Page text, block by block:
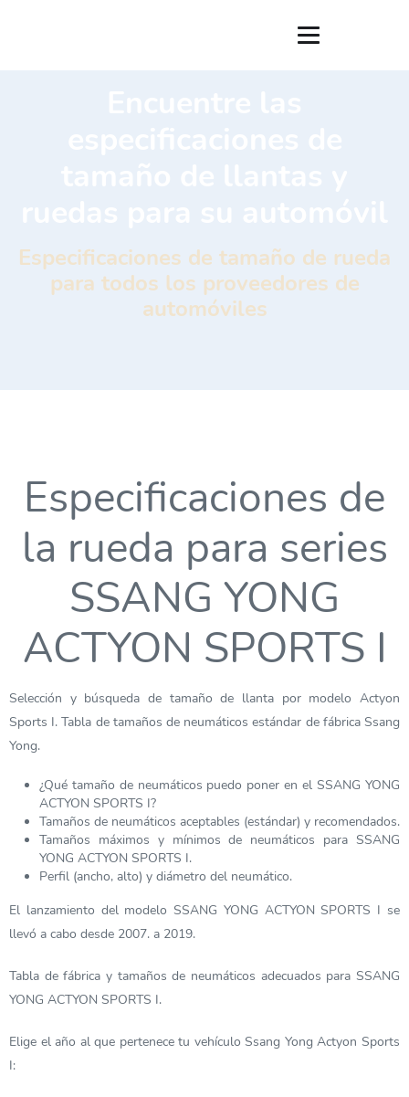
Especificaciones de tamaño de rueda
para todos los proveedores de
automóviles
Especificaciones de
la rueda para series
SSANG YONG
ACTYON SPORTS I
Selección y búsqueda de tamaño de llanta por modelo Actyon
Sports I. Tabla de tamaños de neumáticos estándar de fábrica Ssang
Yong.
¿Qué tamaño de neumáticos puedo poner en el SSANG YONG
ACTYON SPORTS I?
Tamaños de neumáticos aceptables (estándar) y recomendados.
Tamaños máximos y mínimos de neumáticos para SSANG
YONG ACTYON SPORTS I.
Perfil (ancho, alto) y diámetro del neumático.
El lanzamiento del modelo SSANG YONG ACTYON SPORTS I se
llevó a cabo desde 2007. a 2019.
Tabla de fábrica y tamaños de neumáticos adecuados para SSANG
YONG ACTYON SPORTS I.
Elige el año al que pertenece tu vehículo Ssang Yong Actyon Sports
I: